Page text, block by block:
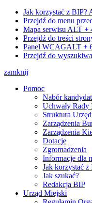
Jak korzystać z BIP?
Przejdź do menu
Mapa serwisu ALT +
Przejdź do treści
Panel WCAGALT +
Przejdź do
zamknij
Pomoc
Nabór
Uchwały Rady
Struktura
Zarządzenia
Zarządzenia
Dotacje
Zgromadzenia
Informacje dla
Jak korzystać z
Jak szukać?
Redakcja BIP
Urząd Miejski